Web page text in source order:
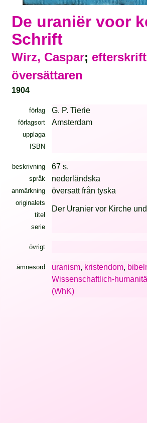
De uraniër voor
Schrift
Wirz, Caspar;
översättaren
1904
förlag G. P. Tierie
förlagsort Amsterdam
upplaga
ISBN
beskrivning 67 s.
språk nederländska
anmärkning översatt från tyska
originalets
titel
Der Uranier vor Kirche
serie
övrigt
ämnesord uranism, kristendom,
Wissenschaftlich-
(WhK)